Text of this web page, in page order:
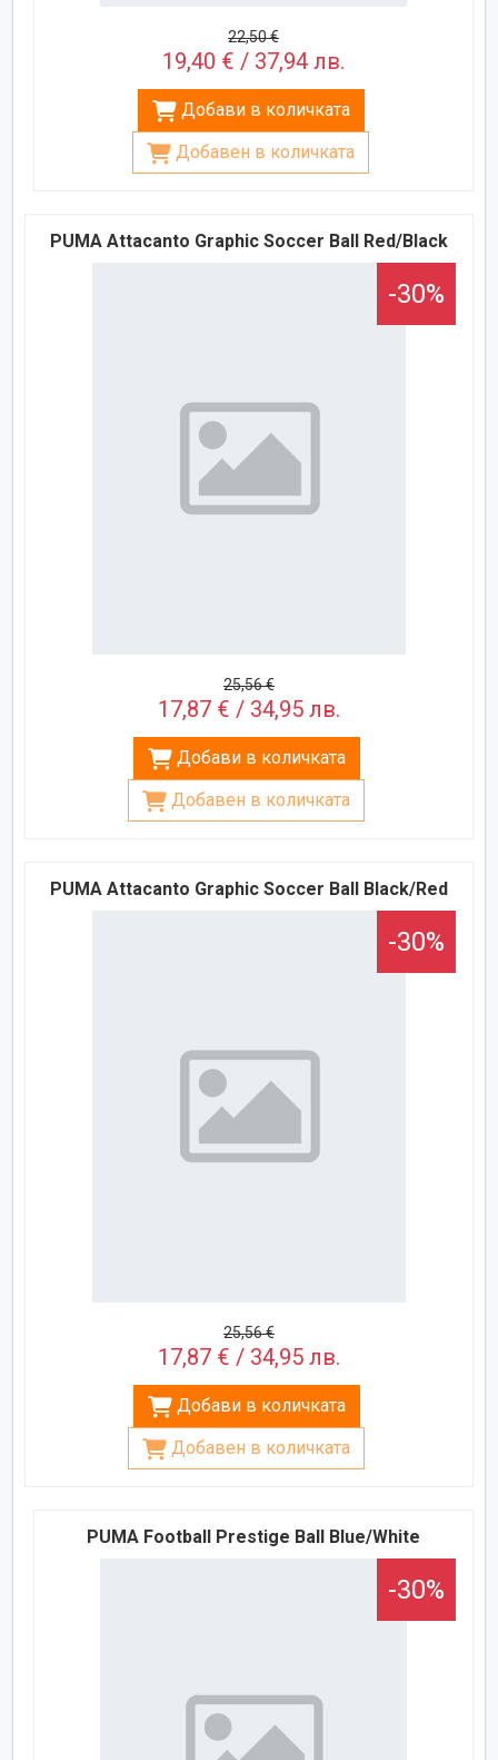
22,50 €
19,40 € / 37,94 лв.
Добави в количката
Добавен в количката
PUMA Attacanto Graphic Soccer Ball Red/Black
-30%
25,56 €
17,87 € / 34,95 лв.
Добави в количката
Добавен в количката
PUMA Attacanto Graphic Soccer Ball Black/Red
-30%
25,56 €
17,87 € / 34,95 лв.
Добави в количката
Добавен в количката
PUMA Football Prestige Ball Blue/White
-30%